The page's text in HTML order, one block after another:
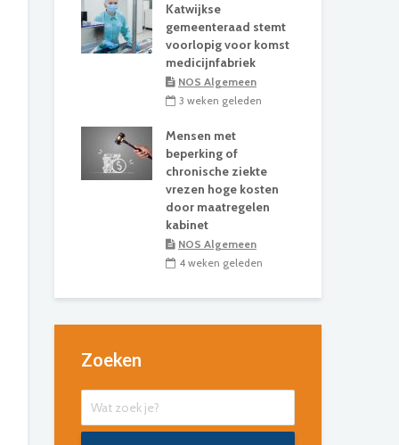
Katwijkse
gemeenteraad stemt
voorlopig voor komst
medicijnfabriek
NOS Algemeen
3 weken geleden
Mensen met
beperking of
chronische ziekte
vrezen hoge kosten
door maatregelen
kabinet
NOS Algemeen
4 weken geleden
Zoeken